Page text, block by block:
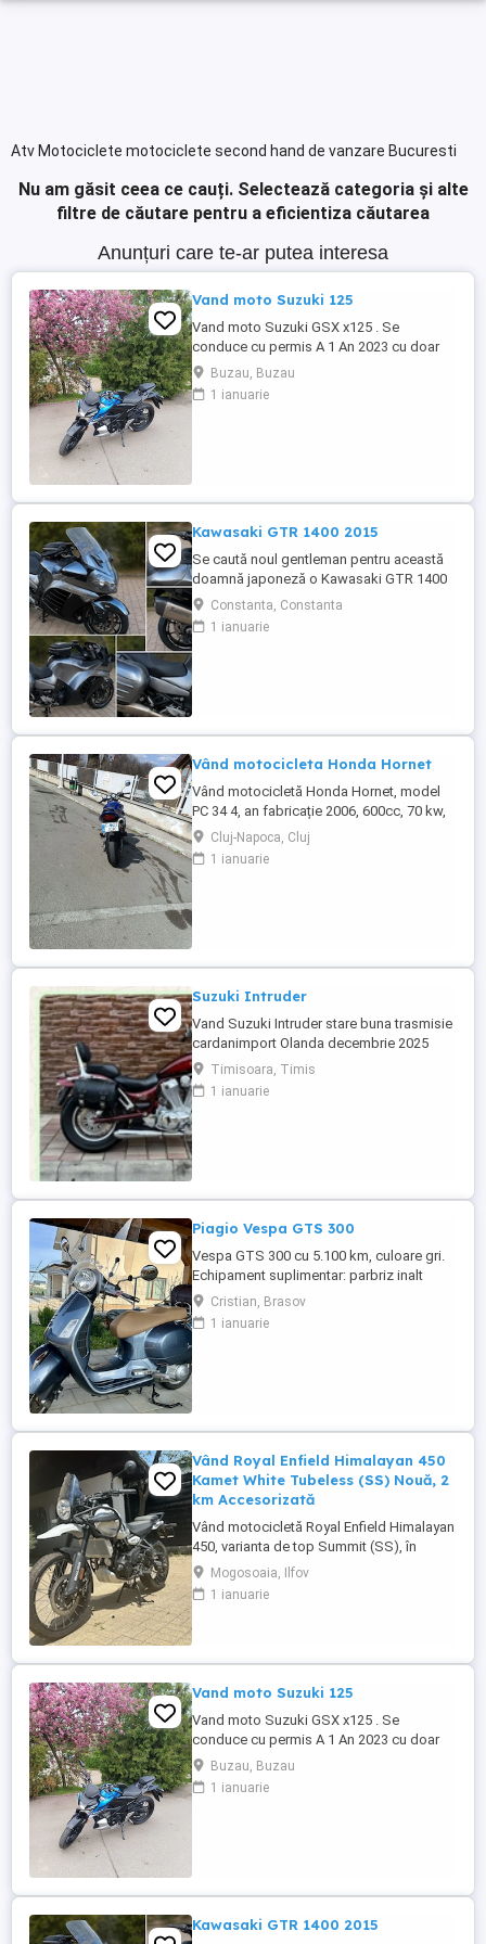
Atv Motociclete motociclete second hand de vanzare Bucuresti
Nu am găsit ceea ce cauți. Selectează categoria și alte
filtre de căutare pentru a eficientiza căutarea
Anunțuri care te-ar putea interesa
Vand moto Suzuki 125
Vand moto Suzuki GSX x125 . Se
conduce cu permis A 1 An 2023 cu doar
5000km Stare impecabila , fara cazaturi
ITP valabil pana in noiembrie 2027 Revizii
si schimb de ulei in service autorizat
Buzau, Buzau
1 ianuarie
Kawasaki GTR 1400 2015
Se caută noul gentleman pentru această
doamnă japoneză o Kawasaki GTR 1400
care încă întoarce priviri și iubește
kilometrii. A fost răsfățată, întreținută la
timp și tratată cu respect. O dau doar
Constanta, Constanta
1 ianuarie
Vând motocicleta Honda Hornet
Vând motocicletă Honda Hornet, model
PC 34 4, an fabricație 2006, 600cc, 70 kw,
98 cp, inspecție tehnică valabilă până în
august 2027 . Preț 1900 euro
Cluj-Napoca, Cluj
1 ianuarie
Suzuki Intruder
Vand Suzuki Intruder stare buna trasmisie
cardanimport Olanda decembrie 2025
inmatriculat RO IN FEBRUARIE Nu raspund
la mesaje.Schimb cu ATV plus sau minus
diferenta
Timisoara, Timis
1 ianuarie
Piagio Vespa GTS 300
Vespa GTS 300 cu 5.100 km, culoare gri.
Echipament suplimentar: parbriz inalt
Faco (montat 2026), geanta portbagaj
Classic; prelungitor scarite pasager;
suspensie fata Bitubo si frane fata spate
Cristian, Brasov
1 ianuarie
Vând Royal Enfield Himalayan 450
Kamet White Tubeless (SS) Nouă, 2
km Accesorizată
Vând motocicletă Royal Enfield Himalayan
450, varianta de top Summit (SS), în
culoarea Kamet White, dotată din fabrică
cu jante Tubeless. Motocicleta este
practic nouă, neutilizată (2 km). A fost
2025. Se află în stare absolut ...
Mogosoaia, Ilfov
1 ianuarie
Vand moto Suzuki 125
Vand moto Suzuki GSX x125 . Se
conduce cu permis A 1 An 2023 cu doar
5000km Stare impecabila , fara cazaturi
ITP valabil pana in noiembrie 2027 Revizii
si schimb de ulei in service autorizat
Buzau, Buzau
1 ianuarie
Kawasaki GTR 1400 2015